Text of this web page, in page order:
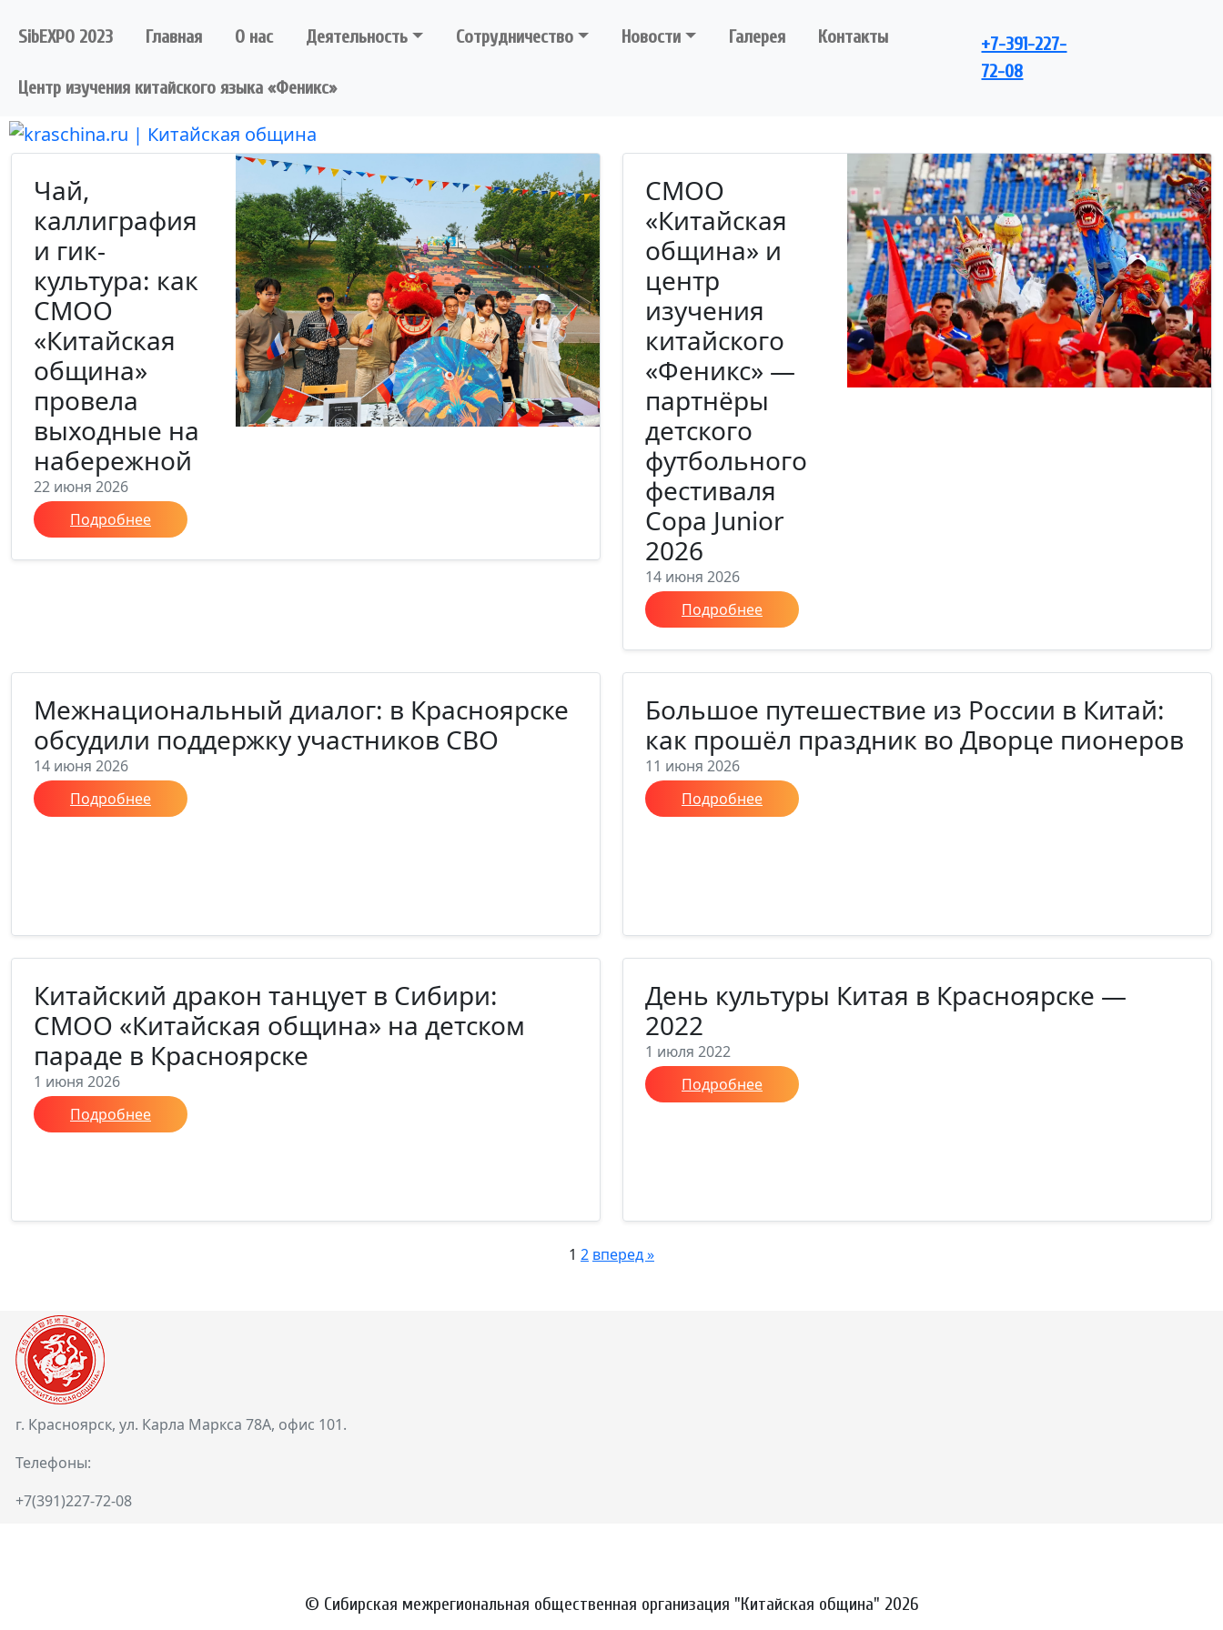
SibEXPO 2023 Главная О нас Деятельность Сотрудничество Новости Галерея Контакты
Центр изучения китайского языка «Феникс»
+7-391-227-
72-08
Чай,
каллиграфия
и гик-
культура: как
СМОО
«Китайская
община»
провела
выходные на
набережной
22 июня 2026
Подробнее
СМОО
«Китайская
община» и
центр
изучения
китайского
«Феникс» —
партнёры
детского
футбольного
фестиваля
Copa Junior
2026
14 июня 2026
Подробнее
Межнациональный диалог: в Красноярске
обсудили поддержку участников СВО
14 июня 2026
Подробнее
Большое путешествие из России в Китай:
как прошёл праздник во Дворце пионеров
11 июня 2026
Подробнее
Китайский дракон танцует в Сибири:
СМОО «Китайская община» на детском
параде в Красноярске
1 июня 2026
Подробнее
День культуры Китая в Красноярске —
2022
1 июля 2022
Подробнее
1 2 вперед »
г. Красноярск, ул. Карла Маркса 78А, офис 101.
Телефоны:
+7(391)227-72-08
© Сибирская межрегиональная общественная организация "Китайская община" 2026